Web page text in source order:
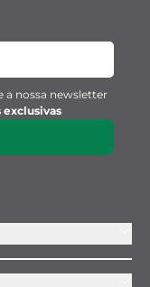
a nossa newsletter
exclusivas